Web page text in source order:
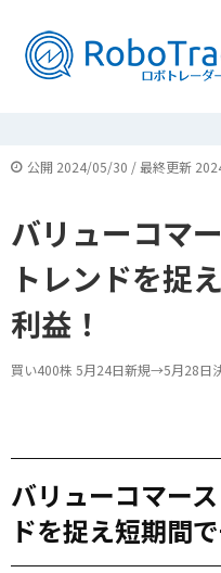
公開 2024/05/30 / 最終更新
バリューコマ
トレンドを捉
利益！
買い400株 5月24日新規→5月28
バリューコマー
ドを捉え短期間